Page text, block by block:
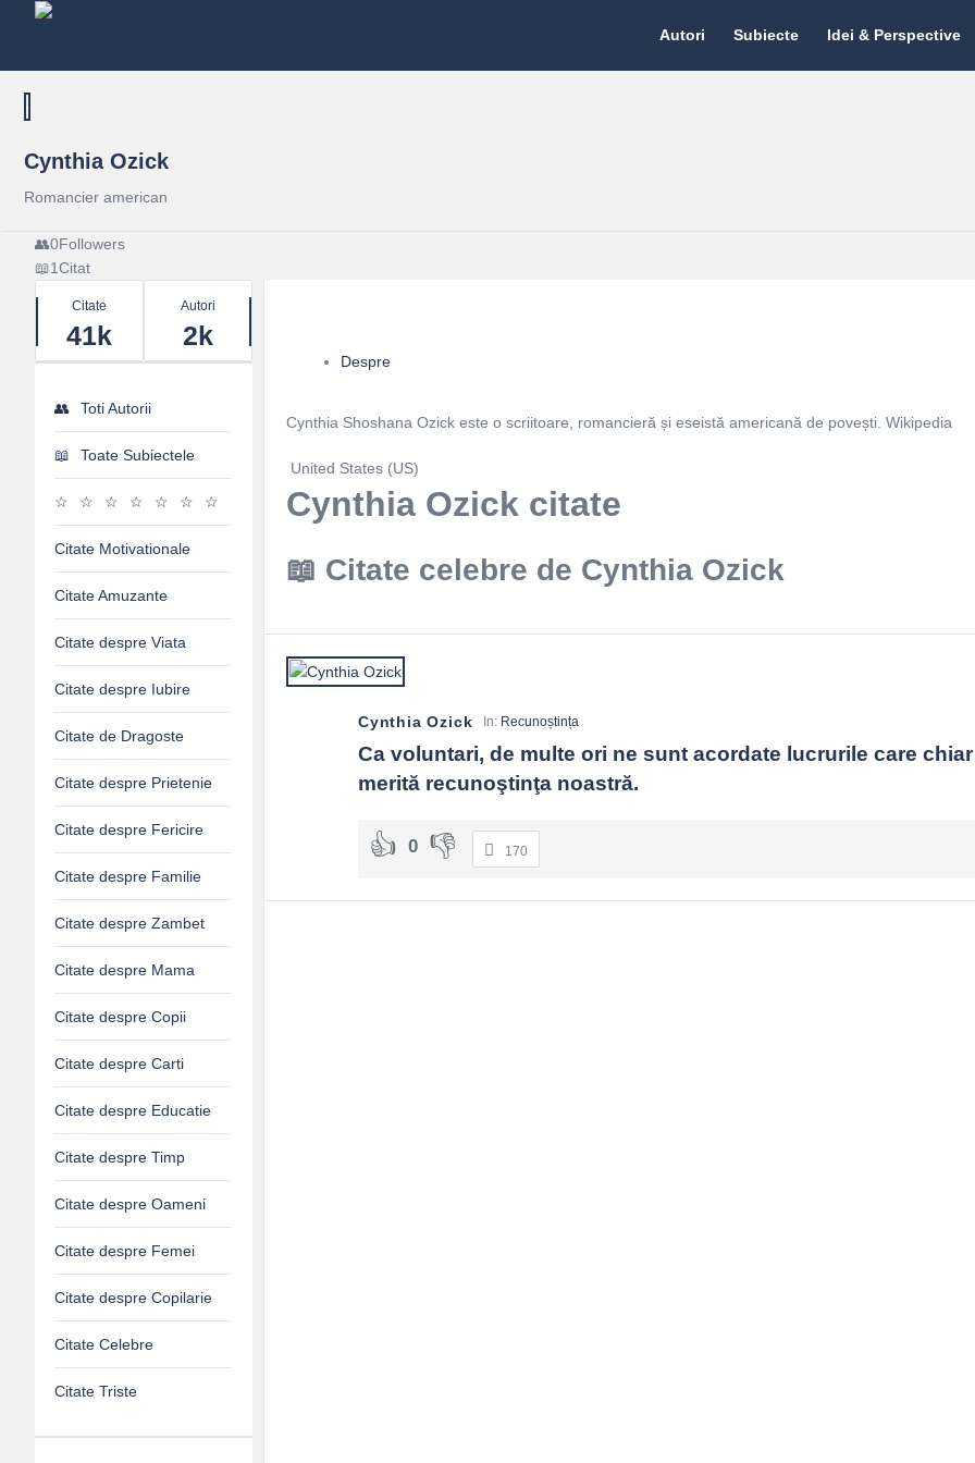
Citate.ro
Autori Subiecte Idei & Perspective
Cynthia Ozick
Romancier american
0Followers
1Citat
Despre
Cynthia Shoshana Ozick este o scriitoare, romancieră și eseistă americană de povești. Wikipedia
United States (US)
Cynthia Ozick citate
Citate celebre de Cynthia Ozick
Cynthia Ozick In: Recunoștința
Ca voluntari, de multe ori ne sunt acordate lucrurile care
merită recunoştinţa noastră.
0 170
Stats
Citate
41k
Autori
2k
Toti Autorii
Toate Subiectele
Citate Motivationale
Citate Amuzante
Citate despre Viata
Citate despre Iubire
Citate de Dragoste
Citate despre Prietenie
Citate despre Fericire
Citate despre Familie
Citate despre Zambet
Citate despre Mama
Citate despre Copii
Citate despre Carti
Citate despre Educatie
Citate despre Timp
Citate despre Oameni
Citate despre Femei
Citate despre Copilarie
Citate Celebre
Citate Triste